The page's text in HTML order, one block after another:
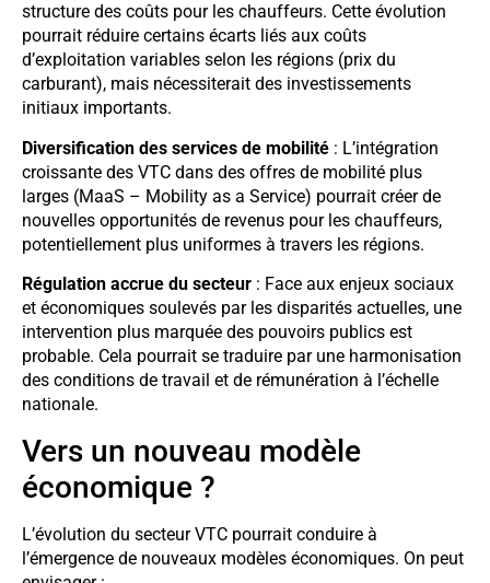
structure des coûts pour les chauffeurs. Cette évolution
pourrait réduire certains écarts liés aux coûts
d’exploitation variables selon les régions (prix du
carburant), mais nécessiterait des investissements
initiaux importants.
Diversification des services de mobilité : L’intégration
croissante des VTC dans des offres de mobilité plus
larges (MaaS – Mobility as a Service) pourrait créer de
nouvelles opportunités de revenus pour les chauffeurs,
potentiellement plus uniformes à travers les régions.
Régulation accrue du secteur : Face aux enjeux sociaux
et économiques soulevés par les disparités actuelles, une
intervention plus marquée des pouvoirs publics est
probable. Cela pourrait se traduire par une harmonisation
des conditions de travail et de rémunération à l’échelle
nationale.
Vers un nouveau modèle
économique ?
L’évolution du secteur VTC pourrait conduire à
l’émergence de nouveaux modèles économiques. On peut